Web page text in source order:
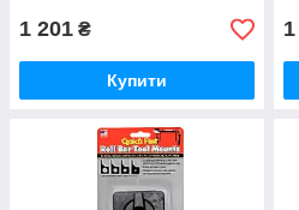
1 201 ₴
Купити